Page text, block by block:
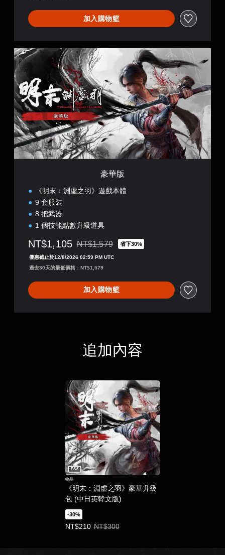
加入購物籃
豪
華
版
豪華版
《明末：淵虛之羽》遊戲本體
9 套服裝
8 把武器
1 個技能點數升級道具
NT$1,105 折扣前原價為NT$1,579
NT$1,579 省下30%
優惠截止於12/8/2026 02:59 PM UTC
過去30天的最低價格：NT$1,579
加入購物籃
追加內容
《明末：淵虛之羽》豪華升級
包 (中日英韓文版)
PS5
物品
-30%
NT$210
優惠價NT$210。原價NT$300。
NT$300